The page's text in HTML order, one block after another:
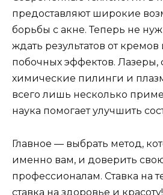
предоставляют широкие
борьбы с акне. Теперь не
ждать результатов от
побочных эффектов. Лазеры,
химические пилинги и
всего лишь несколько
наука помогает улучшить
Главное — выбрать метод,
именно вам, и доверить
профессионалам. Ставка на
ставка на здоровье и красоту!